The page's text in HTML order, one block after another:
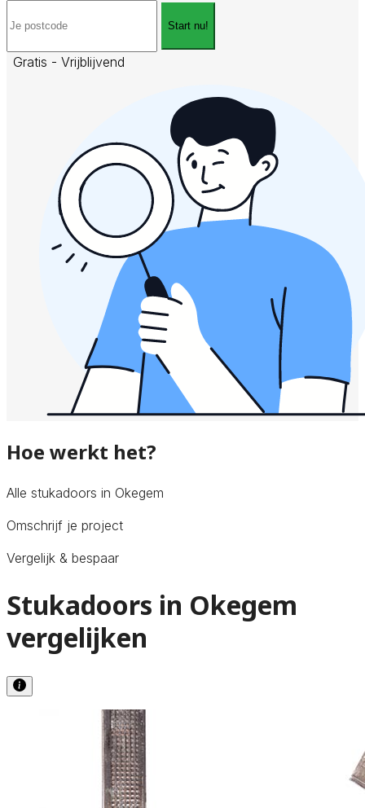
Start nu!
Gratis - Vrijblijvend
Hoe werkt het?
Alle stukadoors in Okegem
Omschrijf je project
Vergelijk & bespaar
Stukadoors in Okegem
vergelijken